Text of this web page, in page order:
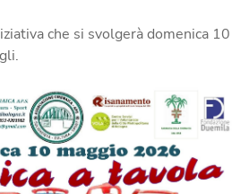
che si svolgerà domenica 10